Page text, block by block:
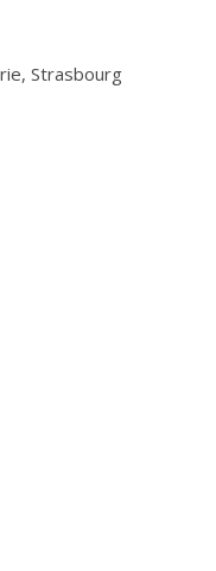
Strasbourg